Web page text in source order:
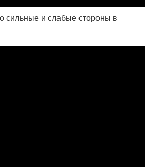
сильные и слабые стороны в